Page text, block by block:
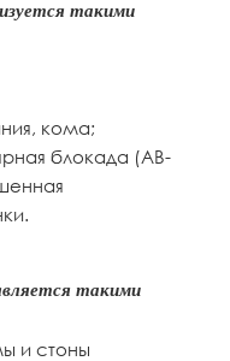
такими
кома;
блокада (АВ-
такими
и стоны